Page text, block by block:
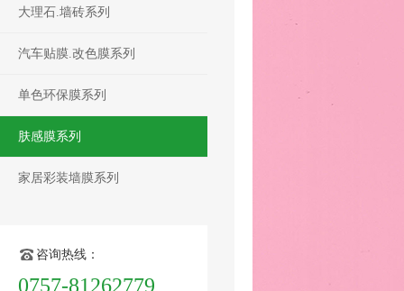
大理石.墙砖系列
汽车贴膜.改色膜系列
单色环保膜系列
肤感膜系列
家居彩装墙膜系列
咨询热线：
0757-81262779